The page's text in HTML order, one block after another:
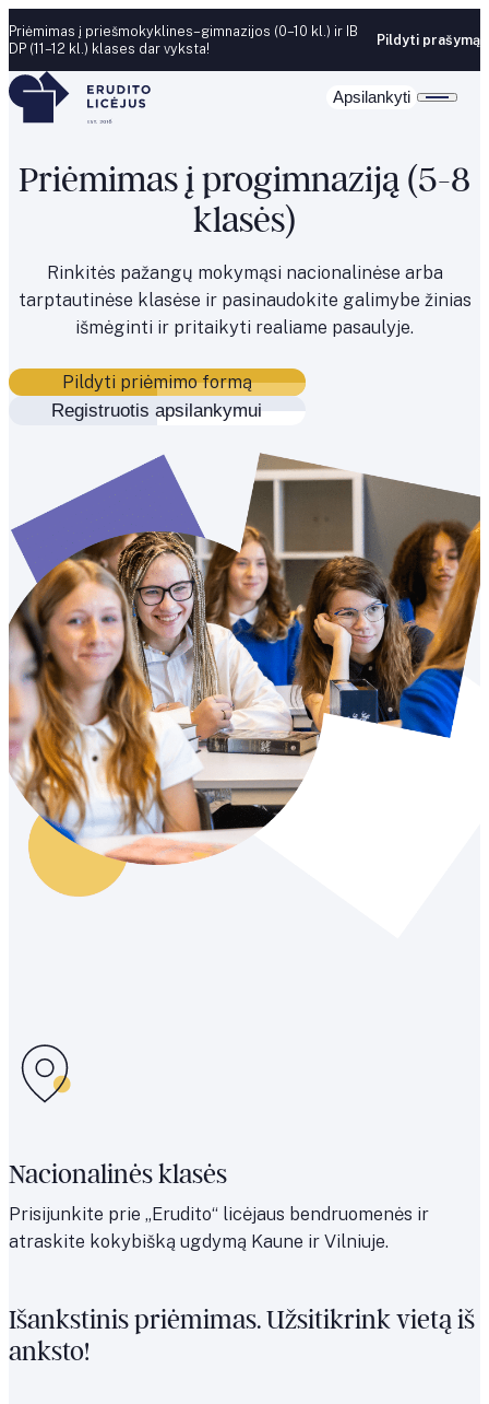
Skip to content
Priėmimas į priešmokyklines–gimnazijos (0–10 kl.) ir IB
DP (11–12 kl.) klases dar vyksta!
Pildyti prašymą
Apsilankyti
Priėmimas į progimnaziją (5-8
klasės)
Rinkitės pažangų mokymąsi nacionalinėse arba
tarptautinėse klasėse ir pasinaudokite galimybe žinias
išmėginti ir pritaikyti realiame pasaulyje.
Pildyti priėmimo formą
Registruotis apsilankymui
Nacionalinės klasės
Prisijunkite prie „Erudito“ licėjaus bendruomenės ir
atraskite kokybišką ugdymą Kaune ir Vilniuje.
Išankstinis priėmimas. Užsitikrink vietą iš
anksto!